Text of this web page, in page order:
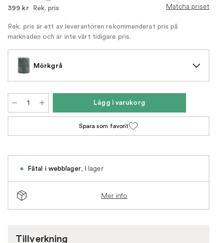
399 kr Rek. pris Matcha priset
Rek. pris är ett av leverantören rekommenderat pris på
marknaden och är inte vårt tidigare pris.
Mörkgrå
Lägg i varukorg
Spara som favorit
Fåtal i webblager, I lager
Mer info
Tillverkning